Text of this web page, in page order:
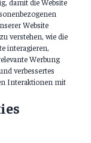
Website
verstehen, wie die
interagieren,
Werbung
verbessertes
Interaktionen mit